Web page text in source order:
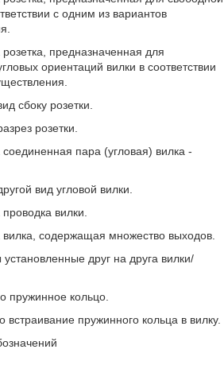
с одним из вариантов
предназначенная для
ориентаций вилки в соответствии
сбоку розетки.
розетки.
пара (угловая) вилка -
вид угловой вилки.
вилки.
содержащая множество выходов.
друг на друга вилки/
пружинное кольцо.
встраивание пружинного кольца в вилку.